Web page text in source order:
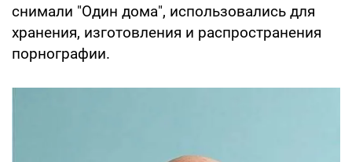
снимали "Один дома", использовались для
хранения, изготовления и распространения
порнографии.